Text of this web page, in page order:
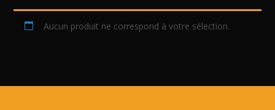
Aucun produit ne correspond à votre sélection.